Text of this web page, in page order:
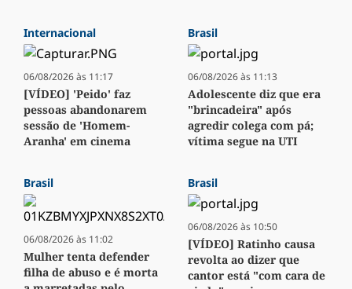
Internacional
06/08/2026 às 11:17
[VÍDEO] 'Peido' faz
pessoas abandonarem
sessão de 'Homem-
Aranha' em cinema
Brasil
06/08/2026 às 11:13
Adolescente diz que era
"brincadeira" após
agredir colega com pá;
vítima segue na UTI
Brasil
06/08/2026 às 11:02
Mulher tenta defender
filha de abuso e é morta
Brasil
06/08/2026 às 10:50
[VÍDEO] Ratinho causa
revolta ao dizer que
cantor está "com cara de